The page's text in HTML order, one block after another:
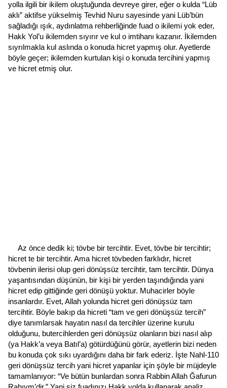
yolla ilgili bir ikilem oluştuğunda devreye girer, eğer o kulda “Lüb
aklı” aktifse yükselmiş Tevhid Nuru sayesinde yani Lüb’bün
sağladığı ışık, aydınlatma rehberliğinde fuad o ikilemi yok eder,
Hakk Yol’u ikilemden sıyırır ve kul o imtihanı kazanır. İkilemden
sıyrılmakla kul aslında o konuda hicret yapmış olur. Ayetlerde
böyle geçer; ikilemden kurtulan kişi o konuda tercihini yapmış
ve hicret etmiş olur.
Az önce dedik ki; tövbe bir tercihtir. Evet, tövbe bir tercihtir;
hicret te bir tercihtir. Ama hicret tövbeden farklıdır, hicret
tövbenin ilerisi olup geri dönüşsüz tercihtir, tam tercihtir. Dünya
yaşantısından düşünün, bir kişi bir yerden taşındığında yani
hicret edip gittiğinde geri dönüşü yoktur. Muhacirler böyle
insanlardır. Evet, Allah yolunda hicret geri dönüşsüz tam
tercihtir. Böyle bakıp da hicreti “tam ve geri dönüşsüz tercih”
diye tanımlarsak hayatın nasıl da tercihler üzerine kurulu
olduğunu, butercihlerden geri dönüşsüz olanların bizi nasıl alıp
(ya Hakk’a veya Batıl’a) götürdüğünü görür, ayetlerin bizi neden
bu konuda çok sıkı uyardığını daha bir fark ederiz. İşte Nahl-110
geri dönüşsüz tercih yani hicret yapanlar için şöyle bir müjdeyle
tamamlanıyor: “Ve bütün bunlardan sonra Rabbin Allah Ğafurun